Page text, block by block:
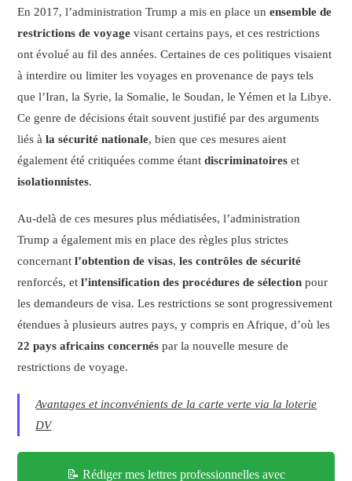
En 2017, l’administration Trump a mis en place unensemble de
restrictions de voyage visant certains pays, et ces restrictions
ont évolué au fil des années. Certaines de ces politiques visaient
à interdire ou limiter les voyages en provenance de pays tels
que l’Iran, la Syrie, la Somalie, le Soudan, le Yémen et la Libye.
Ce genre de décisions était souvent justifié par des arguments
liés àla sécurité nationale, bien que ces mesures aient
également été critiquées comme étantdiscriminatoires et
isolationnistes.
Au-delà de ces mesures plus médiatisées, l’administration
Trump a également mis en place des règles plus strictes
concernantl’obtention de visas,les contrôles de sécurité
renforcés, etl’intensification des procédures de sélection pour
les demandeurs de visa. Les restrictions se sont progressivement
étendues à plusieurs autres pays, y compris en Afrique, d’où les
22 pays africains concernés par la nouvelle mesure de
restrictions de voyage.
Avantages et inconvénients de la carte verte via la loterie
DV
📝 Rédiger mes lettres professionnelles avec